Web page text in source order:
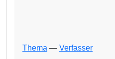
Thema — Verfasser